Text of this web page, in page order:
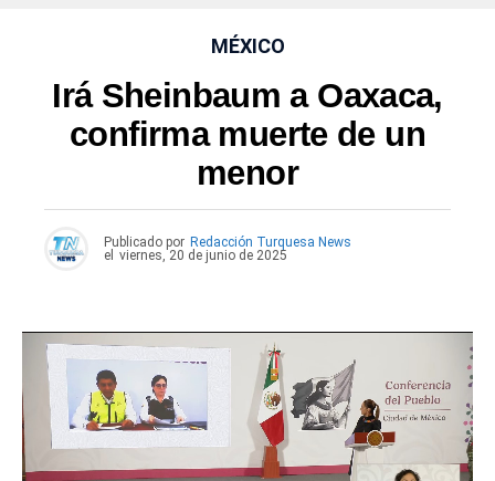
MÉXICO
Irá Sheinbaum a Oaxaca,
confirma muerte de un
menor
Publicado por Redacción Turquesa News
el viernes, 20 de junio de 2025